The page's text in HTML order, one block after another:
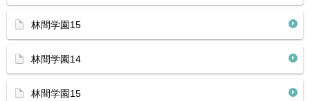
林間学園15
林間学園14
林間学園15